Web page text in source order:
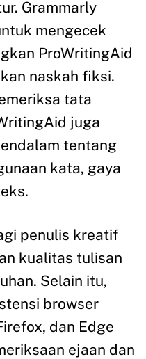
Grammarly
mengecek
ProWritingAid
naskah fiksi.
tata
juga
tentang
kata, gaya
penulis kreatif
kualitas tulisan
Selain itu,
browser
dan Edge
ejaan dan